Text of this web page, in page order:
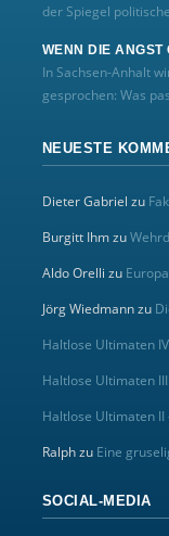
der Spiegel
WENN DIE ANGST
In Sachsen-Anhalt
gesprochen: Was
NEUESTE
Dieter Gabriel zu
Burgitt Ihmzu
Aldo Orelli zu
Jörg Wiedmannzu
Haltlose Ultimaten
Haltlose Ultimaten
Haltlose Ultimaten II
Ralphzu Eine
SOCIAL-MEDIA